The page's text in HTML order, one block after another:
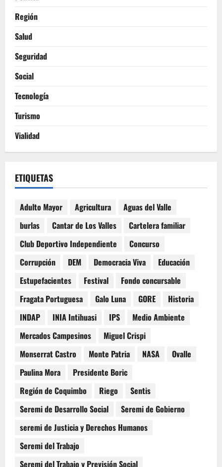
Región
Salud
Seguridad
Social
Tecnología
Turismo
Vialidad
ETIQUETAS
Adulto Mayor Agricultura
Aguas del Valle
burlas
Cantar de Los Valles
Cartelera familiar
Club Deportivo Independiente
Concurso
Corrupción
DEM Democracia Viva
Educación
Estupefacientes
Festival
Fondo concursable
Fragata Portuguesa
Galo Luna GORE
Historia
INDAP
INIA Intihuasi IPS
Medio Ambiente
Mercados Campesinos
Miguel Crispi
Monserrat Castro
Monte Patria NASA
Ovalle
Paulina Mora
Presidente Boric
Región de Coquimbo
Riego
Sentis
Seremi de Desarrollo Social
Seremi de Gobierno
seremi de Justicia y Derechos Humanos
Seremi del Trabajo
Seremi del Trabajo y Previsión Social